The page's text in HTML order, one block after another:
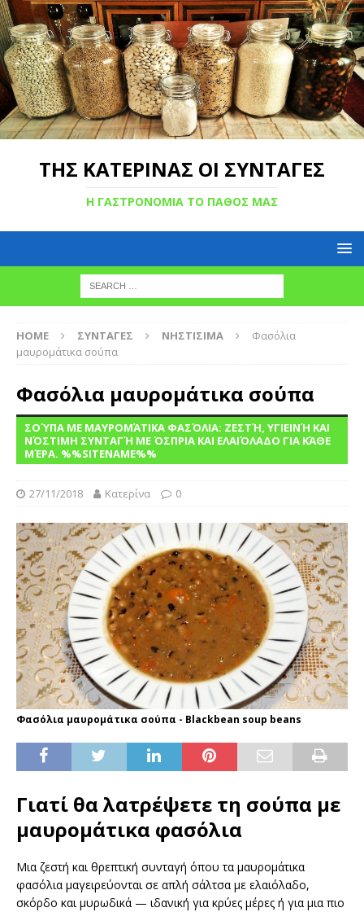
ΤΗΣ ΚΑΤΕΡΙΝΑΣ ΟΙ ΣΥΝΤΑΓΕΣ
Η ΓΑΣΤΡΟΝΟΜΙΑ ΤΟ ΠΑΘΟΣ ΜΑΣ
HOME ΣΥΝΤΑΓΕΣ ΝΗΣΤΙΣΙΜΑ
Φασόλια
μαυρομάτικα σούπα
Φασόλια μαυρομάτικα σούπα
ΣΟΎΠΑ ΜΕ ΜΑΥΡΟΜΆΤΙΚΑ ΦΑΣΌΛΙΑ: ΖΕΣΤΉ, ΥΓΙΕΙΝΉ ΚΑΙ
ΝΌΣΤΙΜΗ ΣΥΝΤΑΓΉ ΜΕ ΌΣΠΡΙΑ ΚΑΙ ΕΛΑΙΌΛΑΔΟ ΓΙΑ ΚΆΘΕ
ΜΈΡΑ. %%SITENAME%%
27/11/2018 Κατερίνα 0
Φασόλια μαυρομάτικα σούπα - Blackbean soup beans
Γιατί θα λατρέψετε τη σούπα με
μαυρομάτικα φασόλια
Μια ζεστή και θρεπτική συνταγή όπου τα μαυρομάτικα
φασόλια μαγειρεύονται σε απλή σάλτσα με ελαιόλαδο,
σκόρδο και μυρωδικά — ιδανική για κρύες μέρες ή για μια πιο